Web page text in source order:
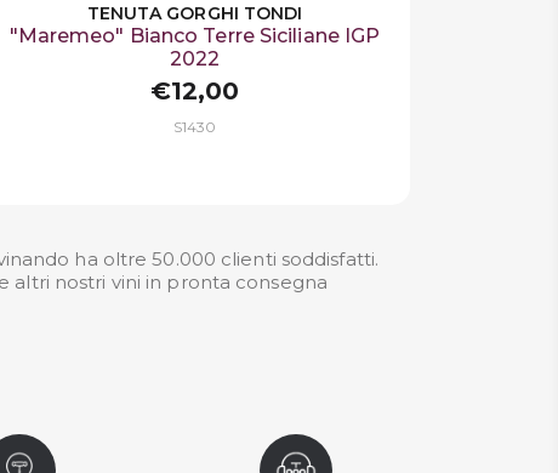
TENUTA GORGHI TONDI
"Maremeo" Bianco Terre Siciliane IGP
2022
€12,00
S1430
ha oltre 50.000 clienti soddisfatti.
altri nostri vini in pronta consegna